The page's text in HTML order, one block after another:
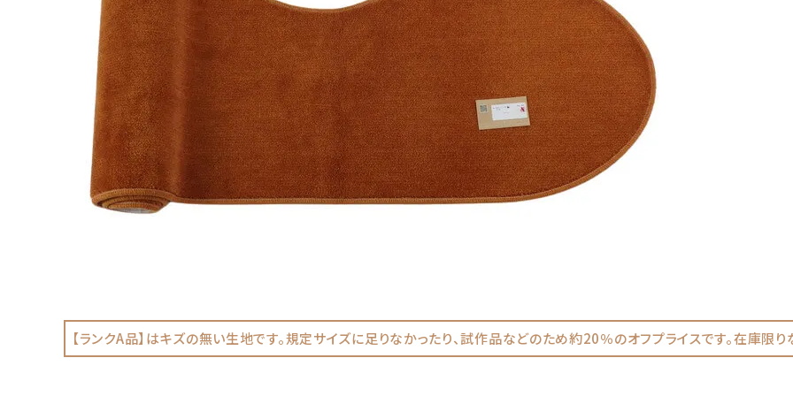
【ランクA品】はキズの無い生地です。規定サイズに足りなかったり、試作品などのため約20％のオフプライスです。在庫限